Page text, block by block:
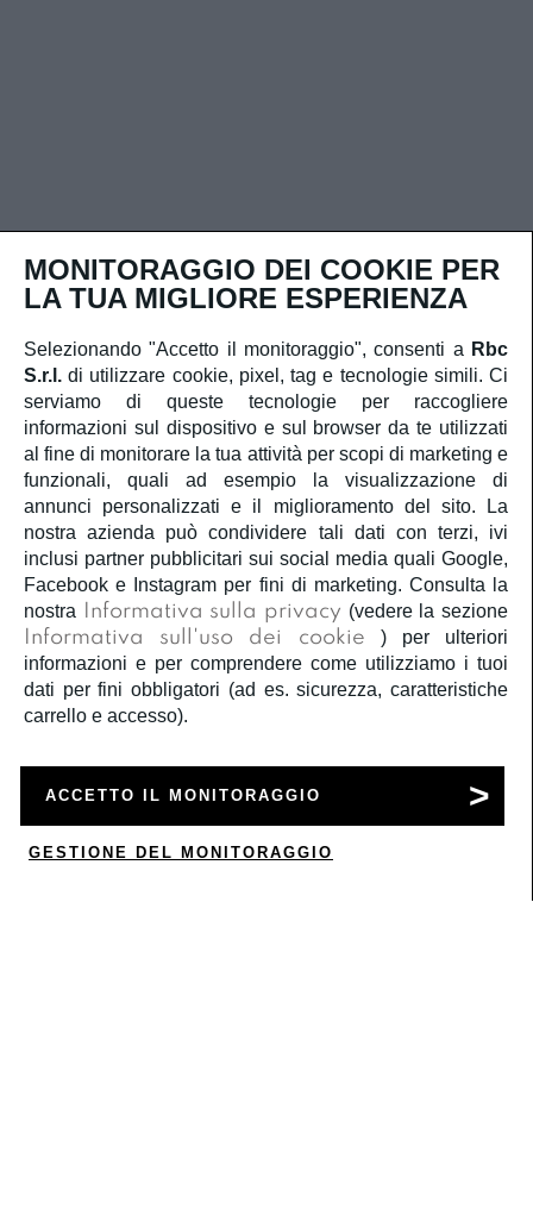
Contatti rapidi
Iscriviti alla newsletter
Ho letto e capisco la privacy policy e la cookie policy
e acconsento al trattamento dei miei dati personali.
Iscriviti
ACCOUNT
MONITORAGGIO DEI COOKIE PER
LA TUA MIGLIORE ESPERIENZA
Selezionando "Accetto il monitoraggio", consenti a Rbc
S.r.l. di utilizzare cookie, pixel, tag e tecnologie simili. Ci
serviamo di queste tecnologie per raccogliere
informazioni sul dispositivo e sul browser da te utilizzati
al fine di monitorare la tua attività per scopi di marketing e
funzionali, quali ad esempio la visualizzazione di
annunci personalizzati e il miglioramento del sito. La
nostra azienda può condividere tali dati con terzi, ivi
inclusi partner pubblicitari sui social media quali Google,
Facebook e Instagram per fini di marketing. Consulta la
nostra
Informativa sulla privacy (vedere la sezione
Informativa sull'uso dei cookie
) per ulteriori
informazioni e per comprendere come utilizziamo i tuoi
dati per fini obbligatori (ad es. sicurezza, caratteristiche
carrello e accesso).
ACCETTO IL MONITORAGGIO
GESTIONE DEL MONITORAGGIO